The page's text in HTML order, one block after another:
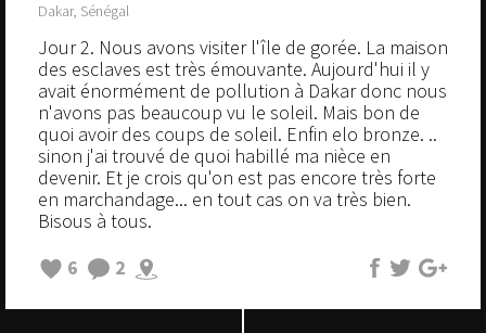
Dakar, Sénégal
Jour 2. Nous avons visiter l'île de gorée. La maison
des esclaves est très émouvante. Aujourd'hui il y
avait énormément de pollution à Dakar donc nous
n'avons pas beaucoup vu le soleil. Mais bon de
quoi avoir des coups de soleil. Enfin elo bronze. ..
sinon j'ai trouvé de quoi habillé ma nièce en
devenir. Et je crois qu'on est pas encore très forte
en marchandage... en tout cas on va très bien.
Bisous à tous.
6
2